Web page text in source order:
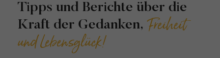
Tipps und Berichte über die
Kraft der Gedanken, Freiheit
und Lebensglück!